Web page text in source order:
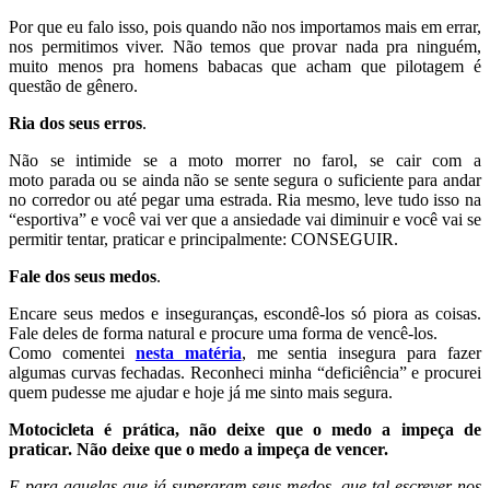
Por que eu falo isso, pois quando não nos importamos mais em errar,
nos permitimos viver. Não temos que provar nada pra ninguém,
muito menos pra homens babacas que acham que pilotagem é
questão de gênero.
Ria dos seus erros.
Não se intimide se a moto morrer no farol, se cair com a
moto parada ou se ainda não se sente segura o suficiente para andar
no corredor ou até pegar uma estrada. Ria mesmo, leve tudo isso na
“esportiva” e você vai ver que a ansiedade vai diminuir e você vai se
permitir tentar, praticar e principalmente: CONSEGUIR.
Fale dos seus medos.
Encare seus medos e inseguranças, escondê-los só piora as coisas.
Fale deles de forma natural e procure uma forma de vencê-los.
Como comentei nesta matéria, me sentia insegura para fazer
algumas curvas fechadas. Reconheci minha “deficiência” e procurei
quem pudesse me ajudar e hoje já me sinto mais segura.
Motocicleta é prática, não deixe que o medo a impeça de
praticar. Não deixe que o medo a impeça de vencer.